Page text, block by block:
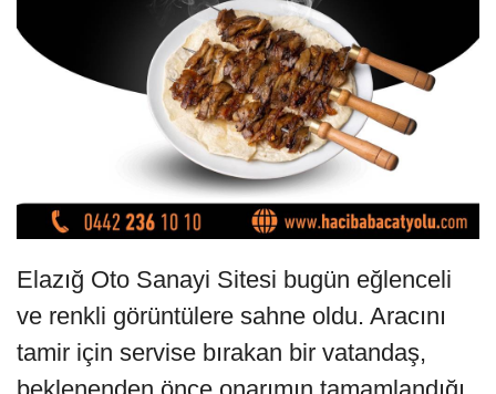
Elazığ Oto Sanayi Sitesi bugün eğlenceli
ve renkli görüntülere sahne oldu. Aracını
tamir için servise bırakan bir vatandaş,